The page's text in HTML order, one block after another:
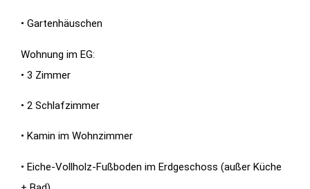
• Gartenhäuschen
Wohnung im EG:
• 3 Zimmer
• 2 Schlafzimmer
• Kamin im Wohnzimmer
• Eiche-Vollholz-Fußboden im Erdgeschoss (außer Küche